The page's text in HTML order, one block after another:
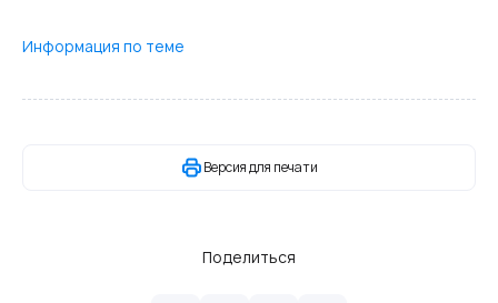
Информация по теме
Версия для печати
Поделиться